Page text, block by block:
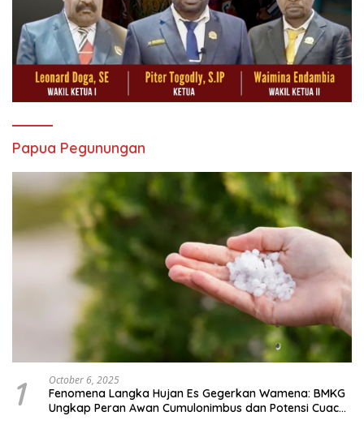
Papua Pegunungan
1 October 6, 2025
Fenomena Langka Hujan Es Gegerkan Wamena: BMKG
Ungkap Peran Awan Cumulonimbus dan Potensi Cuaca